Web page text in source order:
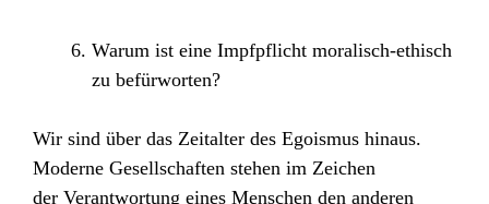
Warum ist eine Impfpflicht moralisch-ethisch
zu befürworten?
Wir sind über das Zeitalter des Egoismus hinaus.
Moderne Gesellschaften stehen im Zeichen
der Verantwortung eines Menschen den anderen